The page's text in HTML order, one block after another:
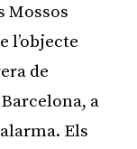
Mossos
l’objecte
de
a
Els